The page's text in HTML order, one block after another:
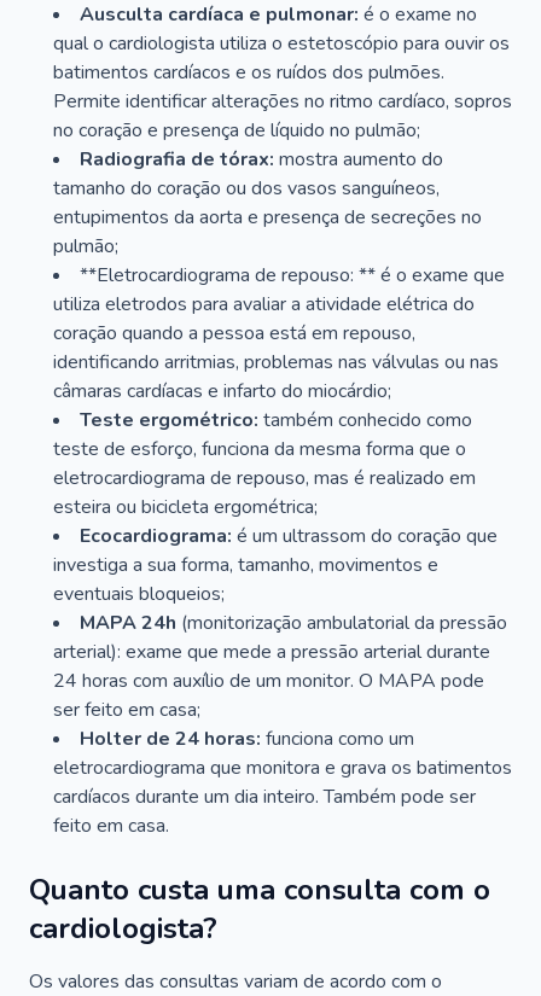
Ausculta cardíaca e pulmonar: é o exame no
qual o cardiologista utiliza o estetoscópio para ouvir os
batimentos cardíacos e os ruídos dos pulmões.
Permite identificar alterações no ritmo cardíaco, sopros
no coração e presença de líquido no pulmão;
Radiografia de tórax: mostra aumento do
tamanho do coração ou dos vasos sanguíneos,
entupimentos da aorta e presença de secreções no
pulmão;
**Eletrocardiograma de repouso: ** é o exame que
utiliza eletrodos para avaliar a atividade elétrica do
coração quando a pessoa está em repouso,
identificando arritmias, problemas nas válvulas ou nas
câmaras cardíacas e infarto do miocárdio;
Teste ergométrico: também conhecido como
teste de esforço, funciona da mesma forma que o
eletrocardiograma de repouso, mas é realizado em
esteira ou bicicleta ergométrica;
Ecocardiograma: é um ultrassom do coração que
investiga a sua forma, tamanho, movimentos e
eventuais bloqueios;
MAPA 24h (monitorização ambulatorial da pressão
arterial): exame que mede a pressão arterial durante
24 horas com auxílio de um monitor. O MAPA pode
ser feito em casa;
Holter de 24 horas: funciona como um
eletrocardiograma que monitora e grava os batimentos
cardíacos durante um dia inteiro. Também pode ser
feito em casa.
Quanto custa uma consulta com o
cardiologista?
Os valores das consultas variam de acordo com o